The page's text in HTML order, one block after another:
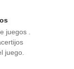
juegos .
juego.